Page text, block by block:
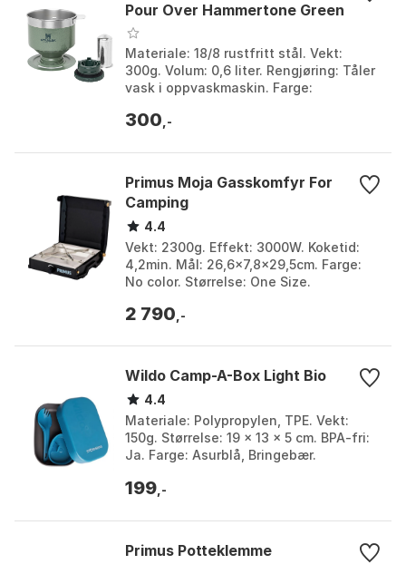
Pour Over Hammertone Green
Materiale: 18/8 rustfritt stål. Vekt:
300g. Volum: 0,6 liter. Rengjøring: Tåler
vask i oppvaskmaskin. Farge:
300 ,-
Primus Moja Gasskomfyr For
Camping
4.4
Vekt: 2300g. Effekt: 3000W. Koketid:
4,2min. Mål: 26,6x7,8x29,5cm. Farge:
No color. Størrelse: One Size.
2 790 ,-
Wildo Camp-A-Box Light Bio
4.4
Materiale: Polypropylen, TPE. Vekt:
150g. Størrelse: 19 x 13 x 5 cm. BPA-fri:
Ja. Farge: Asurblå, Bringebær.
199 ,-
Primus Potteklemme